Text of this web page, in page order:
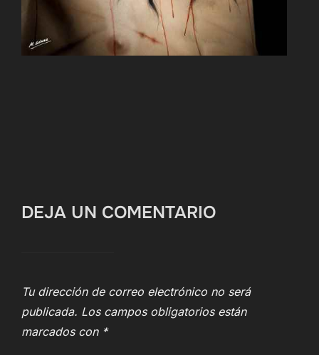
DEJA UN COMENTARIO
Tu dirección de correo electrónico no será
publicada. Los campos obligatorios están
marcados con *